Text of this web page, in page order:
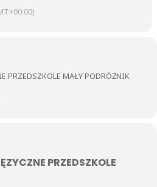
PRZEDSZKOLE MAŁY PODRÓŻNIK
PRZEDSZKOLE